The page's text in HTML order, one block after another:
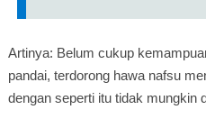
Artinya: Belum cukup
pandai, terdorong hawa nafsu
dengan seperti itu tidak mungkin